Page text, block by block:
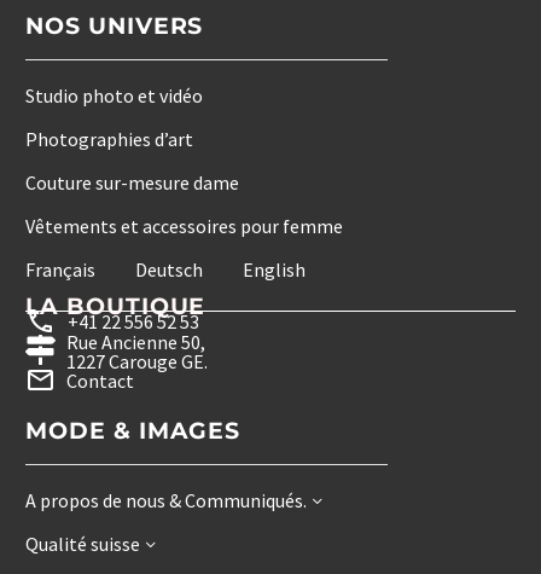
NOS UNIVERS
Studio photo et vidéo
Photographies d’art
Couture sur-mesure dame
Vêtements et accessoires pour femme
Français
Deutsch English
LA BOUTIQUE
+41 22 556 52 53
Rue Ancienne 50,
1227 Carouge GE.
Contact
MODE & IMAGES
A propos de nous & Communiqués.
Qualité suisse